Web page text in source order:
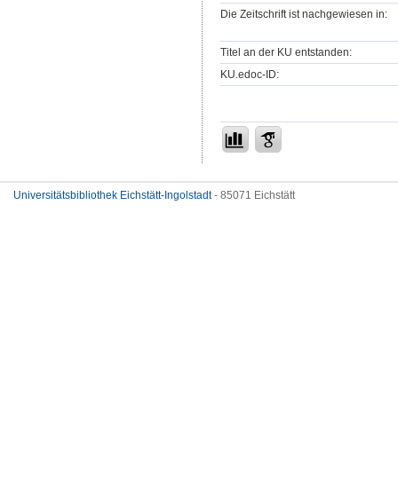
Die Zeitschrift ist nachgewiesen in:
Titel an der KU entstanden:
KU.edoc-ID:
Universitätsbibliothek Eichstätt-Ingolstadt- 85071 Eichstätt